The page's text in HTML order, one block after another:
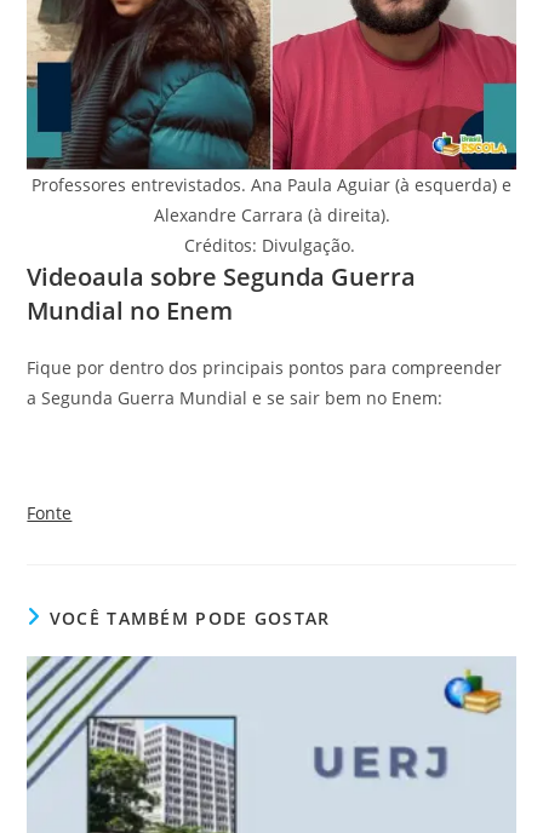
Professores entrevistados. Ana Paula Aguiar (à esquerda) e
Alexandre Carrara (à direita).
Créditos: Divulgação.
Videoaula sobre Segunda Guerra
Mundial no Enem
Fique por dentro dos principais pontos para compreender
a Segunda Guerra Mundial e se sair bem no Enem:
Fonte
VOCÊ TAMBÉM PODE GOSTAR